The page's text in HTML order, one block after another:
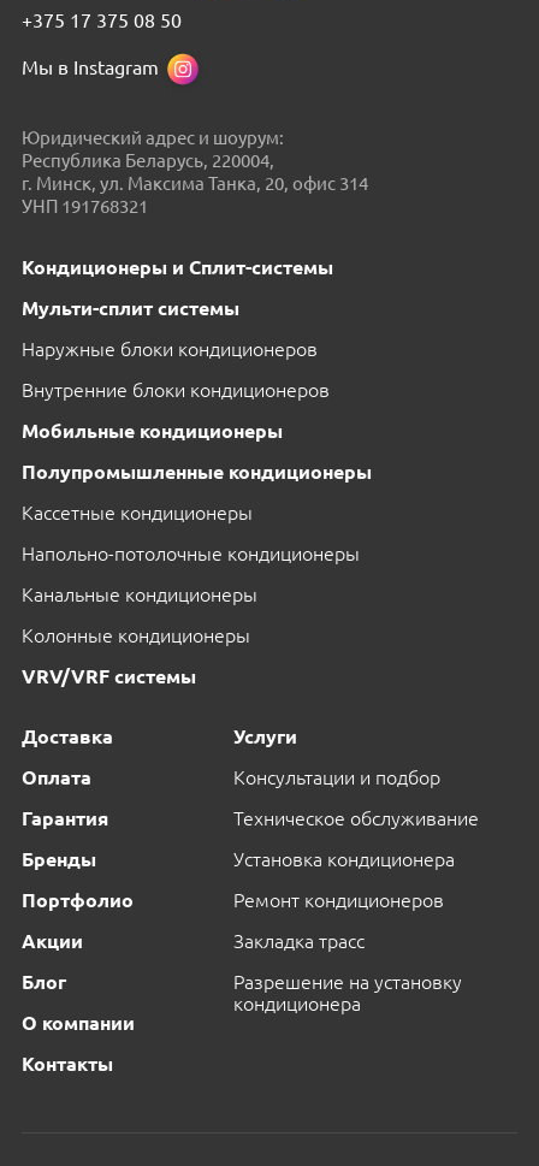
+375 17 375 08 50
Мы в Instagram
Юридический адрес и шоурум:
Республика Беларусь, 220004,
г. Минск, ул. Максима Танка, 20, офис 314
УНП 191768321
Кондиционеры и Сплит-системы
Мульти-сплит системы
Наружные блоки кондиционеров
Внутренние блоки кондиционеров
Мобильные кондиционеры
Полупромышленные кондиционеры
Кассетные кондиционеры
Напольно-потолочные кондиционеры
Канальные кондиционеры
Колонные кондиционеры
VRV/VRF системы
Доставка
Оплата
Гарантия
Бренды
Портфолио
Акции
Блог
О компании
Контакты
Услуги
Консультации и подбор
Техническое обслуживание
Установка кондиционера
Ремонт кондиционеров
Закладка трасс
Разрешение на установку
кондиционера